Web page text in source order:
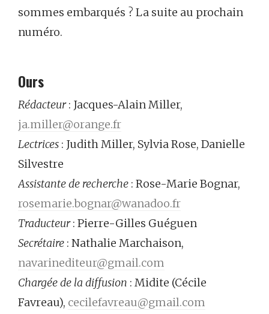
sommes embarqués ? La suite au prochain
numéro.
Ours
Rédacteur: Jacques-Alain Miller,
ja.miller@orange.fr
Lectrices : Judith Miller, Sylvia Rose, Danielle
Silvestre
Assistante de recherche : Rose-Marie Bognar,
rosemarie.bognar@wanadoo.fr
Traducteur: Pierre-Gilles Guéguen
Secrétaire : Nathalie Marchaison,
navarinediteur@gmail.com
Chargée de la diffusion : Midite (Cécile
Favreau), cecilefavreau@gmail.com